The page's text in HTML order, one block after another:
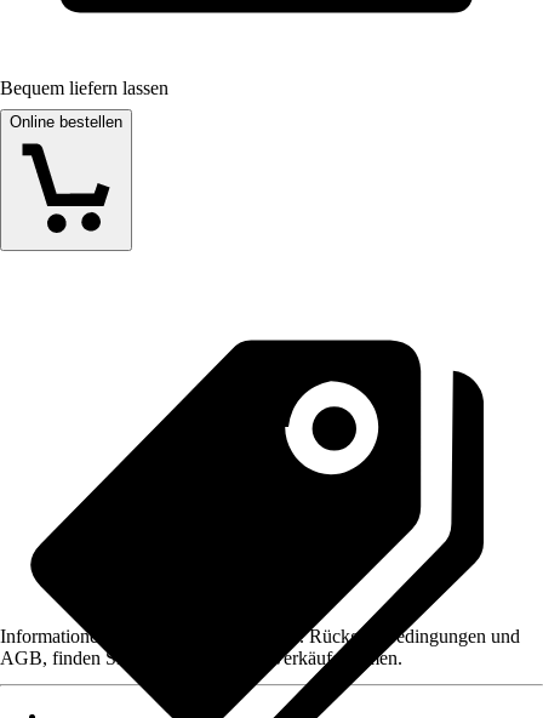
Bequem liefern lassen
Online bestellen
Informationen des Verkäufers, wie z. B. Rückgabebedingungen und
AGB, finden Sie bei Klick auf den Verkäufernamen.